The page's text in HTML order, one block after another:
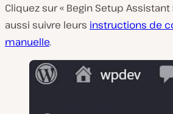
Cliquez sur « Begin Setup Assistant
aussi suivre leurs instructions de
manuelle.